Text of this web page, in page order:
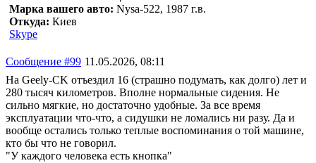
Марка вашего авто: Nysa-522, 1987 г.в.
Откуда: Киев
Skype
Сообщение #99 11.05.2026, 08:11
На Geely-CK отъездил 16 (страшно подумать, как долго) лет и
280 тысяч километров. Вполне нормальные сидения. Не
сильно мягкие, но достаточно удобные. За все время
эксплуатации что-что, а сидушки не ломались ни разу. Да и
вообще остались только теплые воспоминания о той машине,
кто бы что не говорил.
"У каждого человека есть кнопка"